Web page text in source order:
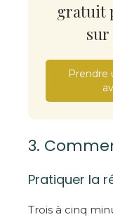
gratuit
sur
Prendre
3.
Pratiquer la
Trois à cinq